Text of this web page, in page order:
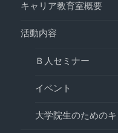
キャリア教育室概要
活動内容
Ｂ人セミナー
イベント
大学院生のための